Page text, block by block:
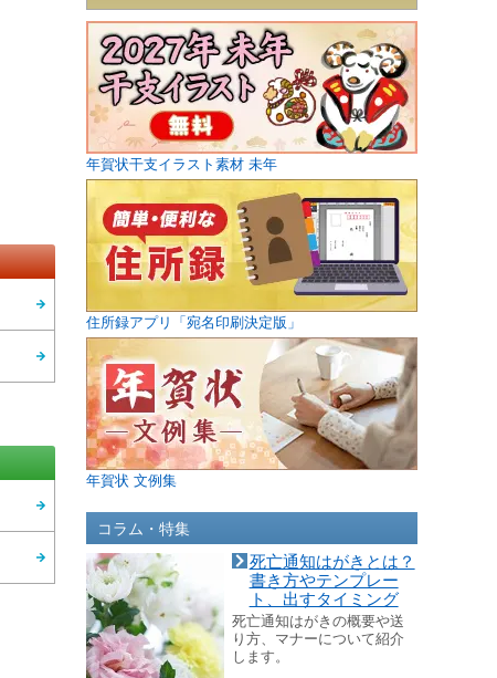
年賀状干支イラスト素材 未年
住所録アプリ「宛名印刷決定版」
年賀状 文例集
コラム・特集
死亡通知はがきとは？
書き方やテンプレー
ト、出すタイミング
死亡通知はがきの概要や送
り方、マナーについて紹介
します。